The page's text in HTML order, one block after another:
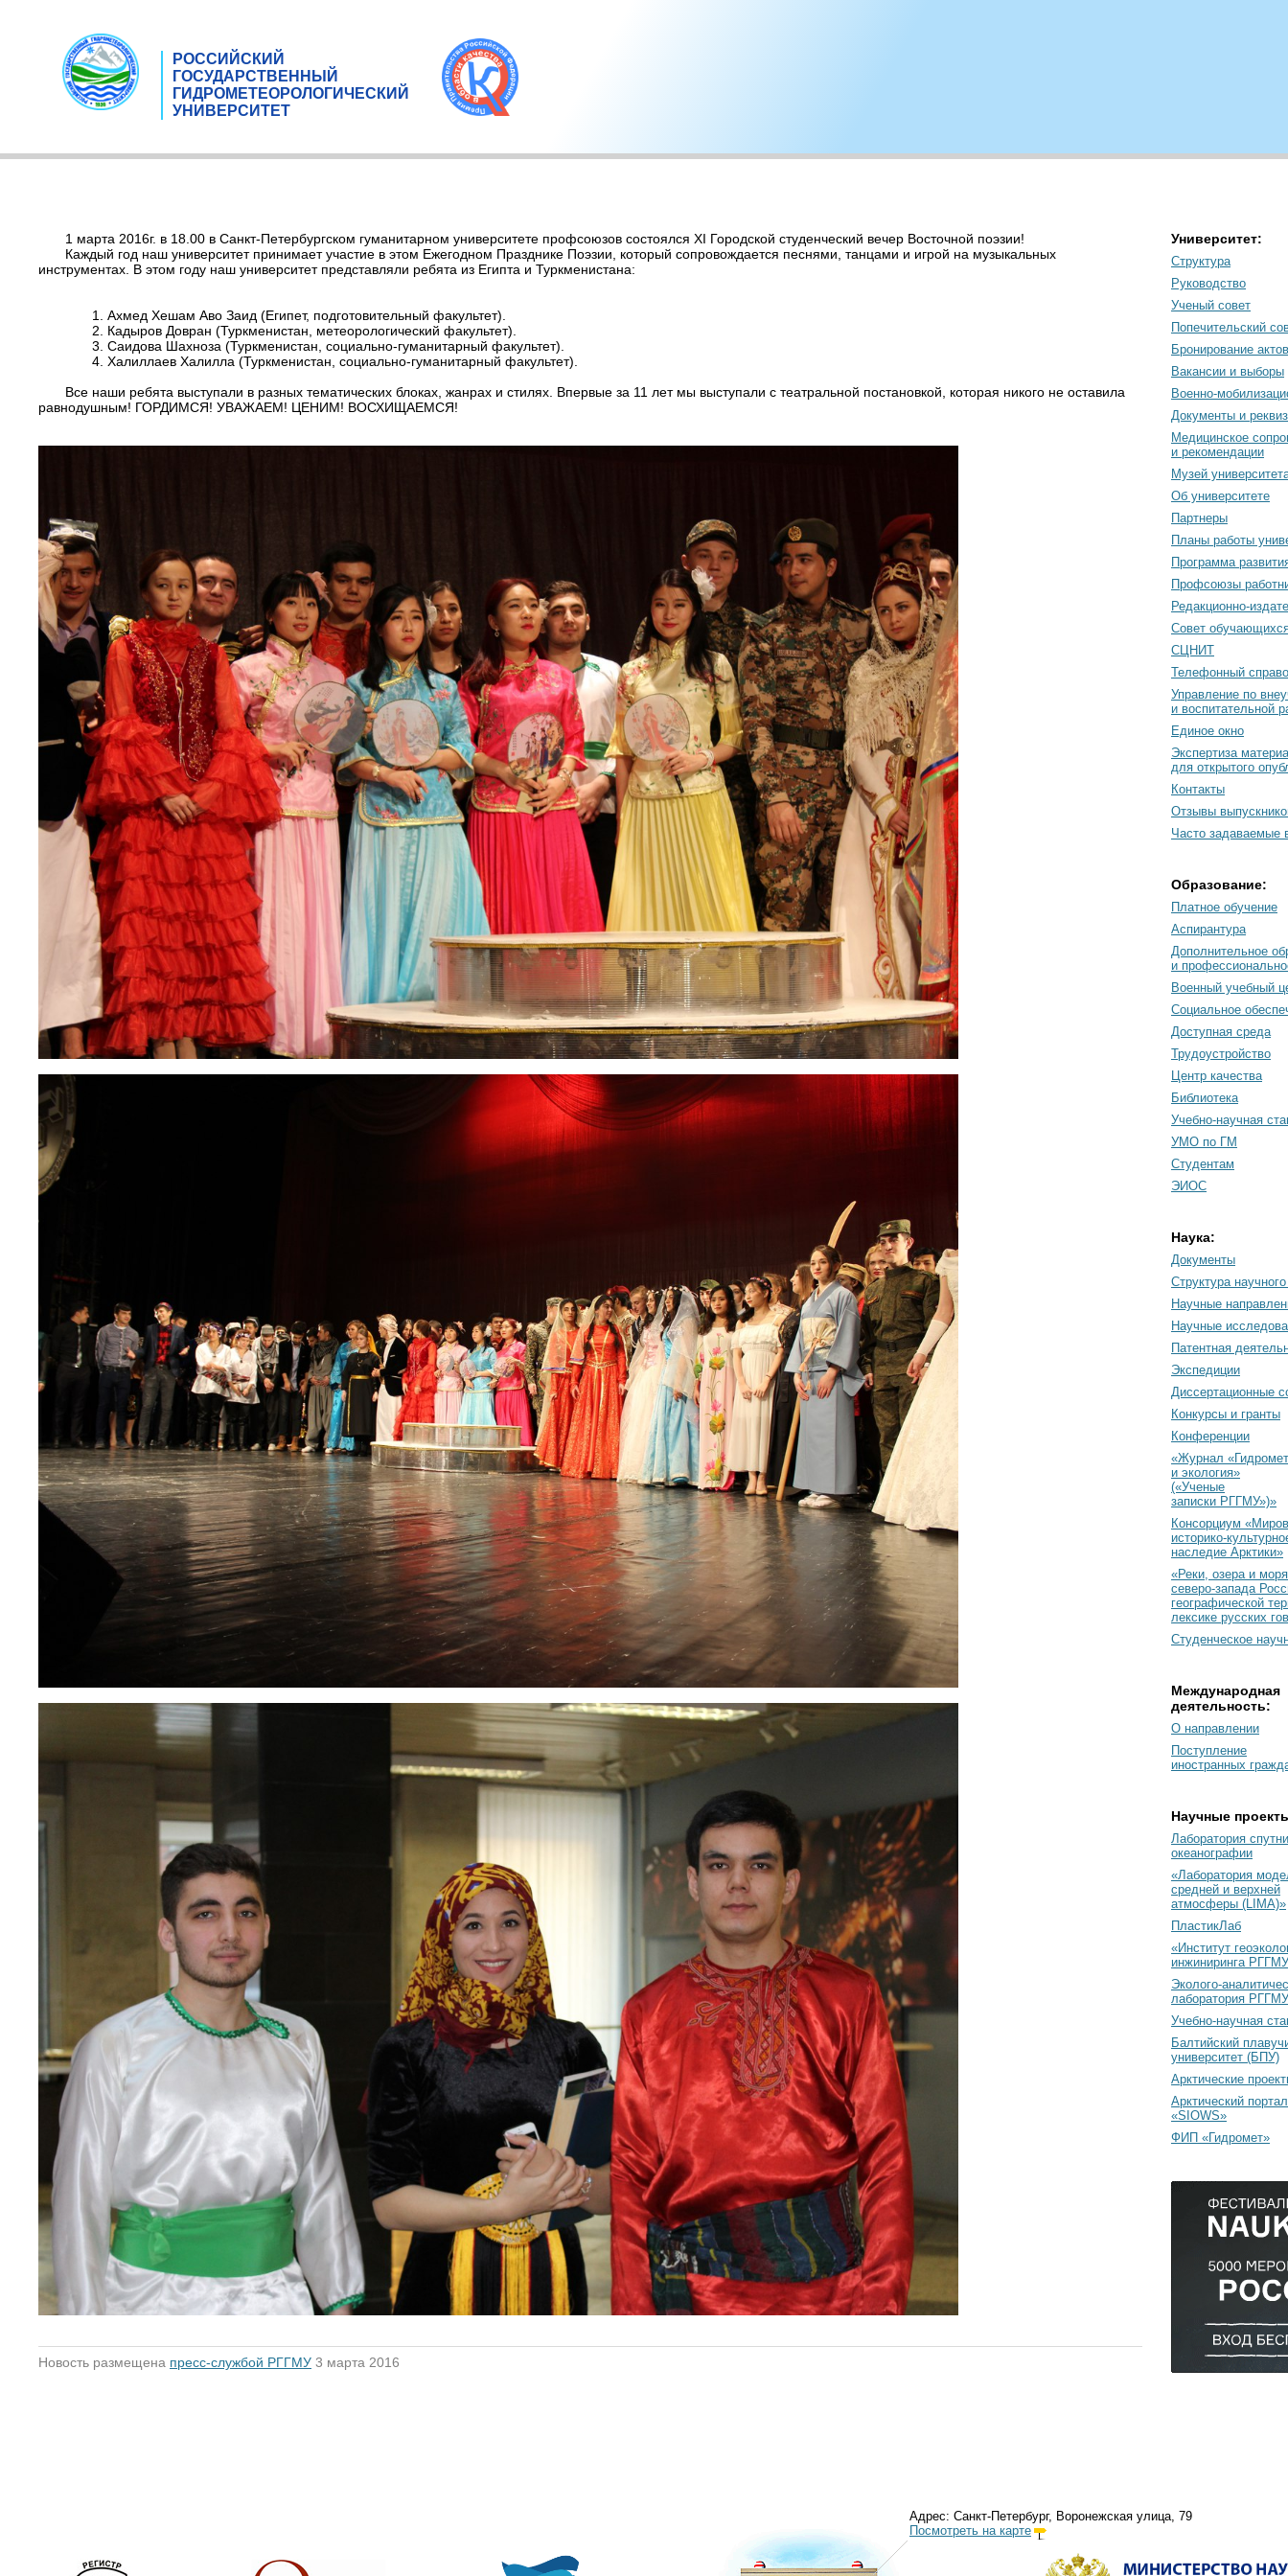
РОССИЙСКИЙ
ГОСУДАРСТВЕННЫЙ
ГИДРОМЕТЕОРОЛОГИЧЕСКИЙ
УНИВЕРСИТЕТ
1 марта 2016г. в 18.00 в Санкт-Петербургском гуманитарном университете профсоюзов состоялся ХI Городской студенческий вечер Восточной поэзии!
Каждый год наш университет принимает участие в этом Ежегодном Празднике Поэзии, который сопровождается песнями, танцами и игрой на музыкальных
инструментах. В этом году наш университет представляли ребята из Египта и Туркменистана:
1. Ахмед Хешам Аво Заид (Египет, подготовительный факультет).
2. Кадыров Довран (Туркменистан, метеорологический факультет).
3. Саидова Шахноза (Туркменистан, социально-гуманитарный факультет).
4. Халиллаев Халилла (Туркменистан, социально-гуманитарный факультет).
Все наши ребята выступали в разных тематических блоках, жанрах и стилях. Впервые за 11 лет мы выступали с театральной постановкой, которая никого не оставила
равнодушным! ГОРДИМСЯ! УВАЖАЕМ! ЦЕНИМ! ВОСХИЩАЕМСЯ!
Новость размещена пресс-службой РГГМУ 3 марта 2016
Университет:
Структура
Руководство
Ученый совет
Попечительский
Бронирование
Вакансии и выборы
Военно-
Документы и
Медицинское
и рекомендации
Музей
Об университете
Партнеры
Планы работы
Программа
Профсоюзы
Редакционно-
Cовет
СЦНИТ
Телефонный
Управление по
и воспитательной
Единое окно
Экспертиза
для открытого
Контакты
Отзывы
Часто задаваемые
Образование:
Платное обучение
Аспирантура
Дополнительное
и
Военный учебный
Социальное
Доступная среда
Трудоустройство
Центр качества
Библиотека
Учебно-научная
УМО по ГМ
Студентам
ЭИОС
Наука:
Документы
Cтруктура
Научные
Научные
Патентная
Экспедиции
Диссертационные
Конкурсы и гранты
Конференции
«Журнал
и экология»
(«Ученые
записки РГГМУ»)»
Консорциум
историко-
наследие Арктики»
«Реки, озера и моря
северо-запада
географической
лексике русских
Студенческое
Международная
деятельность:
О направлении
Поступление
иностранных
Научные
Лаборатория
океанографии
«Лаборатория
средней и верхней
атмосферы (LIMA)»
ПластикЛаб
«Институт
инжиниринга
Эколого-
лаборатория РГГМУ
Учебно-научная
Балтийский
университет (БПУ)
Арктические
Арктический портал
«SIOWS»
ФИП «Гидромет»
Адрес: Санкт-Петербург, Воронежская улица, 79
Посмотреть на карте